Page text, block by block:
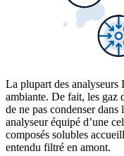
La plupart des analyseurs
ambiante. De fait, les gaz
de ne pas condenser
analyseur équipé d’une
composés solubles
entendu filtré en amont.